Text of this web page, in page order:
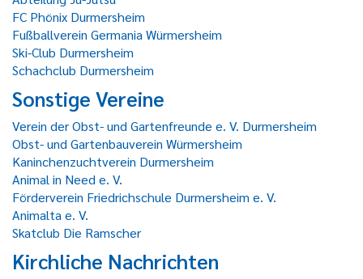
FC Phönix Durmersheim
Fußballverein Germania Würmersheim
Ski-Club Durmersheim
Schachclub Durmersheim
Sonstige Vereine
Verein der Obst- und Gartenfreunde e. V. Durmersheim
Obst- und Gartenbauverein Würmersheim
Kaninchenzuchtverein Durmersheim
Animal in Need e. V.
Förderverein Friedrichschule Durmersheim e. V.
Animalta e. V.
Skatclub Die Ramscher
Kirchliche Nachrichten